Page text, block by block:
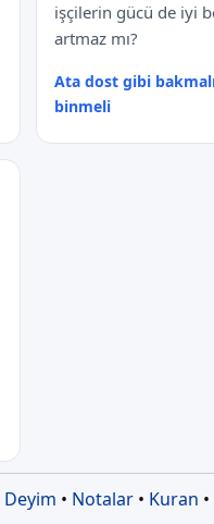
işçilerin gücü de iyi
artmaz mı?
Ata dost gibi
binmeli
Deyim • Notalar• Kuran •